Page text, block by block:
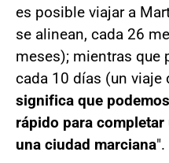
es posible viajar a
se alinean, cada 26
meses); mientras que
cada 10 días (un viaje
significa que
rápido para
una ciudad marciana".